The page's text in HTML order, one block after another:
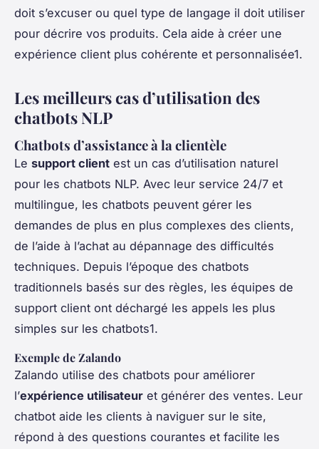
doit s’excuser ou quel type de langage il doit utiliser
pour décrire vos produits. Cela aide à créer une
expérience client plus cohérente et personnalisée1.
Les meilleurs cas d’utilisation des
chatbots NLP
Chatbots d’assistance à la clientèle
Le support client est un cas d’utilisation naturel
pour les chatbots NLP. Avec leur service 24/7 et
multilingue, les chatbots peuvent gérer les
demandes de plus en plus complexes des clients,
de l’aide à l’achat au dépannage des difficultés
techniques. Depuis l’époque des chatbots
traditionnels basés sur des règles, les équipes de
support client ont déchargé les appels les plus
simples sur les chatbots1.
Exemple de Zalando
Zalando utilise des chatbots pour améliorer
l’expérience utilisateur et générer des ventes. Leur
chatbot aide les clients à naviguer sur le site,
répond à des questions courantes et facilite les